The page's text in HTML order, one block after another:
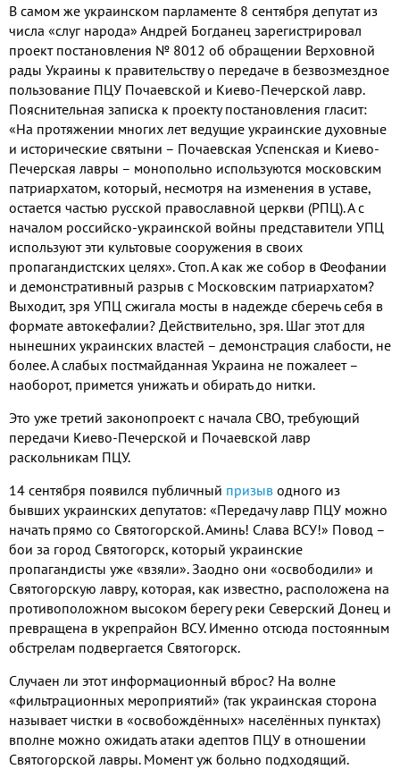
В самом же украинском парламенте 8 сентября депутат из
числа «слуг народа» Андрей Богданец зарегистрировал
проект постановления № 8012 об обращении Верховной
рады Украины к правительству о передаче в безвозмездное
пользование ПЦУ Почаевской и Киево-Печерской лавр.
Пояснительная записка к проекту постановления гласит:
«На протяжении многих лет ведущие украинские духовные
и исторические святыни – Почаевская Успенская и Киево-
Печерская лавры – монопольно используются московским
патриархатом, который, несмотря на изменения в уставе,
остается частью русской православной церкви (РПЦ). А с
началом российско-украинской войны представители УПЦ
используют эти культовые сооружения в своих
пропагандистских целях». Стоп. А как же собор в Феофании
и демонстративный разрыв с Московским патриархатом?
Выходит, зря УПЦ сжигала мосты в надежде сберечь себя в
формате автокефалии? Действительно, зря. Шаг этот для
нынешних украинских властей – демонстрация слабости, не
более. А слабых постмайданная Украина не пожалеет –
наоборот, примется унижать и обирать до нитки.
Это уже третий законопроект с начала СВО, требующий
передачи Киево-Печерской и Почаевской лавр
раскольникам ПЦУ.
14 сентября появился публичный призыв одного из
бывших украинских депутатов: «Передачу лавр ПЦУ можно
начать прямо со Святогорской. Аминь! Слава ВСУ!» Повод –
бои за город Святогорск, который украинские
пропагандисты уже «взяли». Заодно они «освободили» и
Святогорскую лавру, которая, как известно, расположена на
противоположном высоком берегу реки Северский Донец и
превращена в укрепрайон ВСУ. Именно отсюда постоянным
обстрелам подвергается Святогорск.
Случаен ли этот информационный вброс? На волне
«фильтрационных мероприятий» (так украинская сторона
называет чистки в «освобождённых» населённых пунктах)
вполне можно ожидать атаки адептов ПЦУ в отношении
Святогорской лавры. Момент уж больно подходящий.